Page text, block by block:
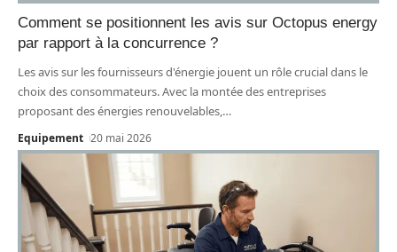
Comment se positionnent les avis sur Octopus energy
par rapport à la concurrence ?
Les avis sur les fournisseurs d'énergie jouent un rôle crucial dans le
choix des consommateurs. Avec la montée des entreprises
proposant des énergies renouvelables,…
Equipement 20 mai 2026